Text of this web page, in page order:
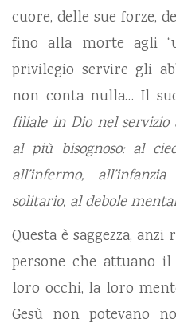
cuore, delle sue forze,
fino alla morte agli
privilegio servire gli
non conta nulla… Il
filiale in Dio nel
al più bisognoso: al
all’infermo,
solitario, al debole
Questa è saggezza,
persone che attuano
loro occhi, la loro
Gesù non potevano